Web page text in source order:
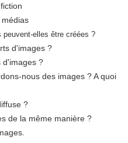
médias
elles être créées ?
d'images ?
d'images ?
nous des images ? A quoi
?
de la même manière ?
.